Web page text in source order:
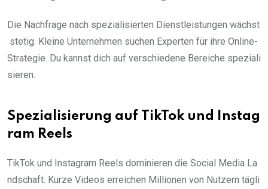
Die Nachfrage nach spezialisierten Dienstleistungen wächst
stetig. Kleine Unternehmen suchen Experten für ihre Online-
Strategie. Du kannst dich auf verschiedene Bereiche speziali
sieren.
Spezialisierung auf TikTok und Instag
ram Reels
TikTok und Instagram Reels dominieren die Social Media La
ndschaft. Kurze Videos erreichen Millionen von Nutzern tägli